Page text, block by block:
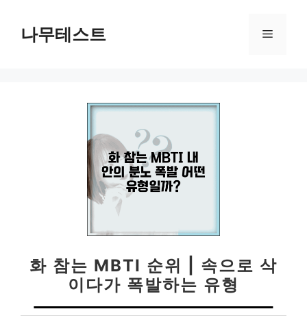
나무테스트 메
화 참는 MBTI 순위 | 속으로 삭
이다가 폭발하는 유형